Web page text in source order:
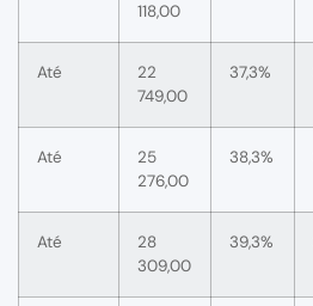
118,00
Até
22
749,00
37,3%
Até
25
276,00
38,3%
Até
28
309,00
39,3%